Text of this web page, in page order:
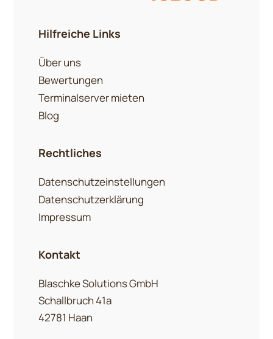
Hilfreiche Links
Über uns
Bewertungen
Terminalserver mieten
Blog
Rechtliches
Datenschutzeinstellungen
Datenschutzerklärung
Impressum
Kontakt
Blaschke Solutions GmbH
Schallbruch 41a
42781 Haan